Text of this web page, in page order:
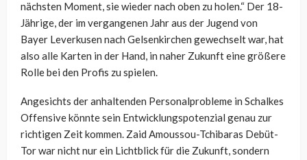
nächsten Moment, sie wieder nach oben zu holen.“ Der 18-
Jährige, der im vergangenen Jahr aus der Jugend von
Bayer Leverkusen nach Gelsenkirchen gewechselt war, hat
also alle Karten in der Hand, in naher Zukunft eine größere
Rolle bei den Profis zu spielen.
Angesichts der anhaltenden Personalprobleme in Schalkes
Offensive könnte sein Entwicklungspotenzial genau zur
richtigen Zeit kommen. Zaid Amoussou-Tchibaras Debüt-
Tor war nicht nur ein Lichtblick für die Zukunft, sondern